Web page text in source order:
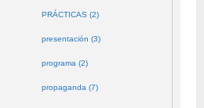
PRÁCTICAS (2)
presentación (3)
programa (2)
propaganda (7)